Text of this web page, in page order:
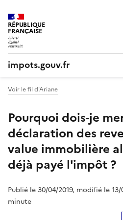
RÉPUBLIQUE
FRANÇAISE
impots.gouv.fr
Voir le fil d'Ariane
Pourquoi dois-je
déclaration des
value immobilière
déjà payé l'impôt ?
Publié le 30/04/2019, modifié le 13/
minute